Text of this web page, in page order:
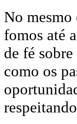
No mesmo
fomos até
de fé
como os